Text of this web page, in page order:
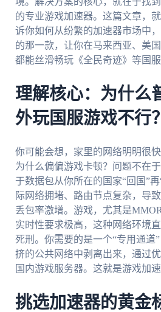
的专业游戏加速器。这篇文章，
诉你如何从纷繁的加速器市场中
的那一款，让你在马来西亚、美
都能丝滑畅玩《全民奇迹》等国服
理解核心：为什么
外玩国服游戏不行？
你可能会想，家里的网络明明很
为什么偏偏游戏卡顿？问题不在
于数据包从你所在的国家“回国”
际网络拥堵、路由节点复杂，导致
丢包率激增。游戏，尤其是
实时性要求极高，这种网络环境
死刑。你需要的是一个“专用通道
挤的公共网络中剥离出来，通过
国内游戏服务器。这就是游戏加
挑选加速器的黄金